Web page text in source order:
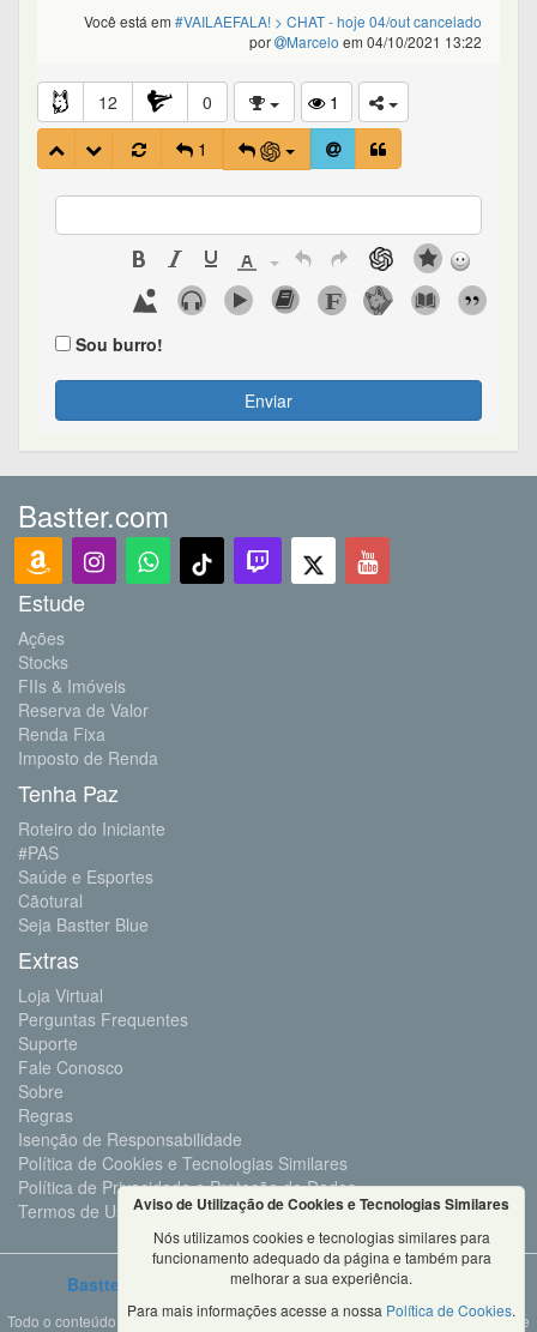
Você está em #VAILAEFALA! > CHAT - hoje 04/out cancelado
por
Marcelo em 04/10/2021 13:22
12 0
1
1
Sou burro!
Enviar
Bastter.com
Estude
Ações
Stocks
FIIs & Imóveis
Reserva de Valor
Renda Fixa
Imposto de Renda
Tenha Paz
Roteiro do Iniciante
#PAS
Saúde e Esportes
Cãotural
Seja Bastter Blue
Extras
Loja Virtual
Perguntas Frequentes
Suporte
Fale Conosco
Sobre
Regras
Isenção de Responsabilidade
Política de Cookies e Tecnologias Similares
Política de Privacidade e Proteção de Dados
Termos de Uso
Bastter.com 2001 ©Todos os Direitos Reservados
Todo o conteúdo deste site é propriedade da Bastter.com, sendo expressamente
Aviso de Utilização de Cookies e Tecnologias Similares
Nós utilizamos cookies e tecnologias similares para
funcionamento adequado da página e também para
melhorar a sua experiência.
Para mais informações acesse a nossa Política de Cookies.